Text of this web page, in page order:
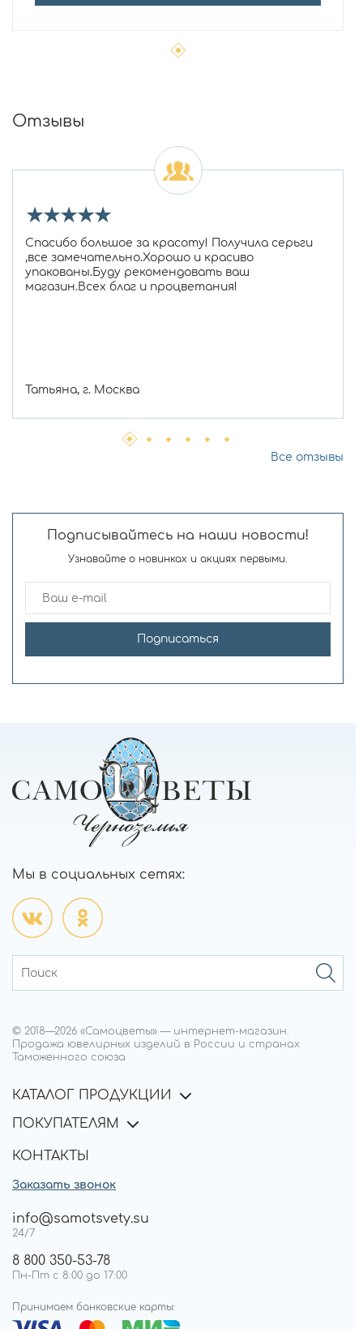
Отзывы
★★★★★
Спасибо большое за красоту! Получила серьги
,все замечательно.Хорошо и красиво
упакованы.Буду рекомендовать ваш
магазин.Всех благ и процветания!
Татьяна, г. Москва
Все отзывы
Подписывайтесь на наши новости!
Узнавайте о новинках и акциях первыми.
Подписаться
Мы в социальных сетях:
© 2018—2026 «Самоцветы» — интернет-магазин.
Продажа ювелирных изделий в России и странах
Таможенного союза
КАТАЛОГ ПРОДУКЦИИ
ПОКУПАТЕЛЯМ
КОНТАКТЫ
Заказать звонок
info@samotsvety.su
24/7
8 800 350-53-78
Пн-Пт с 8:00 до 17:00
Принимаем банковские карты: